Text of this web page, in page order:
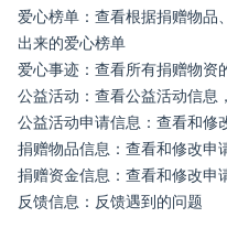
爱心榜单：查看根据捐赠物品
出来的爱心榜单
爱心事迹：查看所有捐赠物资
公益活动：查看公益活动信息
公益活动申请信息：查看和修
捐赠物品信息：查看和修改申
捐赠资金信息：查看和修改申
反馈信息：反馈遇到的问题